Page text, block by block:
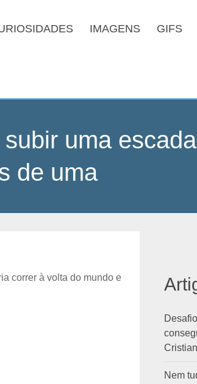
IMAGENS GIFS
uma
de uma
correr à volta do mundo e
Nem